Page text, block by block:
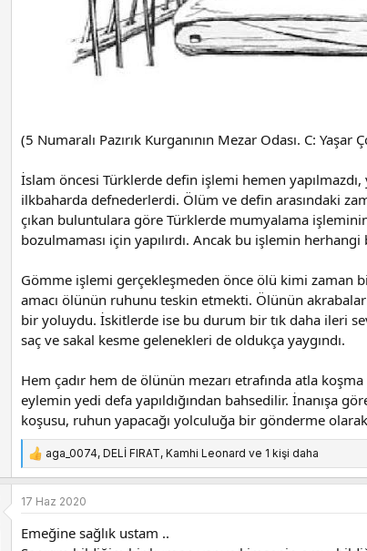
(5 Numaralı Pazırık Kurganının Mezar Odası. C: Yaşar
İslam öncesi Türklerde defin işlemi hemen
ilkbaharda defnederlerdi. Ölüm ve defin arasındaki
çıkan buluntulara göre Türklerde mumyalama
bozulmaması için yapılırdı. Ancak bu işlemin
Gömme işlemi gerçekleşmeden önce ölü kimi zaman
amacı ölünün ruhunu teskin etmekti. Ölünün
bir yoluydu. İskitlerde ise bu durum bir tık daha ileri
saç ve sakal kesme gelenekleri de oldukça yaygındı.
Hem çadır hem de ölünün mezarı etrafında atla
eylemin yedi defa yapıldığından bahsedilir. İnanışa
koşusu, ruhun yapacağı yolculuğa bir gönderme
T
e
k
l
aga_0074, DELİ FIRAT, Kamhi Leonard ve 1 kişi daha
17 Haz 2020
Emeğine sağlık ustam ..